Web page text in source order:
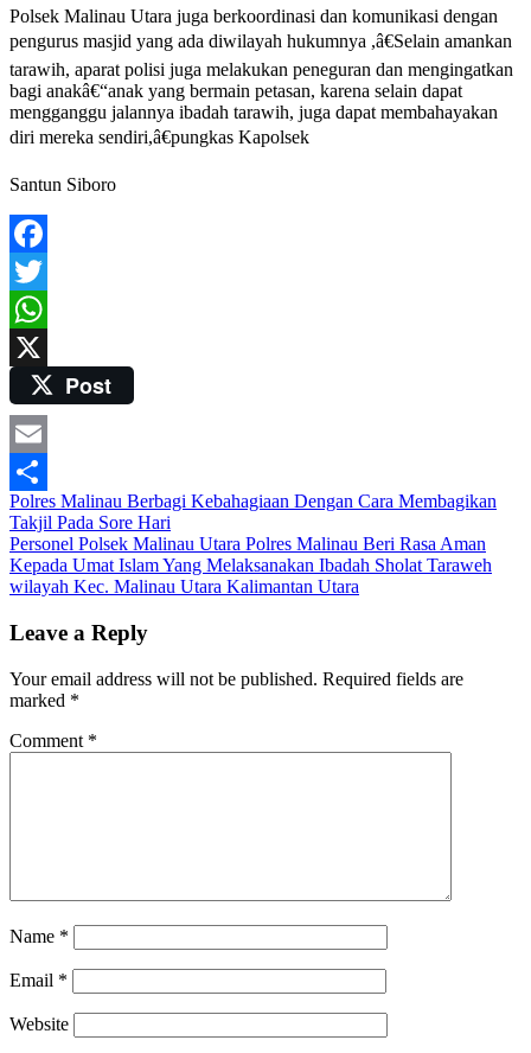
Polsek Malinau Utara juga berkoordinasi dan komunikasi dengan
pengurus masjid yang ada diwilayah hukumnya ,â€Selain amankan
tarawih, aparat polisi juga melakukan peneguran dan mengingatkan
bagi anakâ€“anak yang bermain petasan, karena selain dapat
mengganggu jalannya ibadah tarawih, juga dapat membahayakan
diri mereka sendiri,â€pungkas Kapolsek
Santun Siboro
Facebook
Twitter
WhatsApp
Post
Email
Share
Post
navigation
Polres Malinau Berbagi Kebahagiaan Dengan Cara Membagikan
Takjil Pada Sore Hari
Personel Polsek Malinau Utara Polres Malinau Beri Rasa Aman
Kepada Umat Islam Yang Melaksanakan Ibadah Sholat Taraweh
wilayah Kec. Malinau Utara Kalimantan Utara
Leave a Reply
Your email address will not be published. Required fields are
marked *
Comment *
Name *
Email *
Website